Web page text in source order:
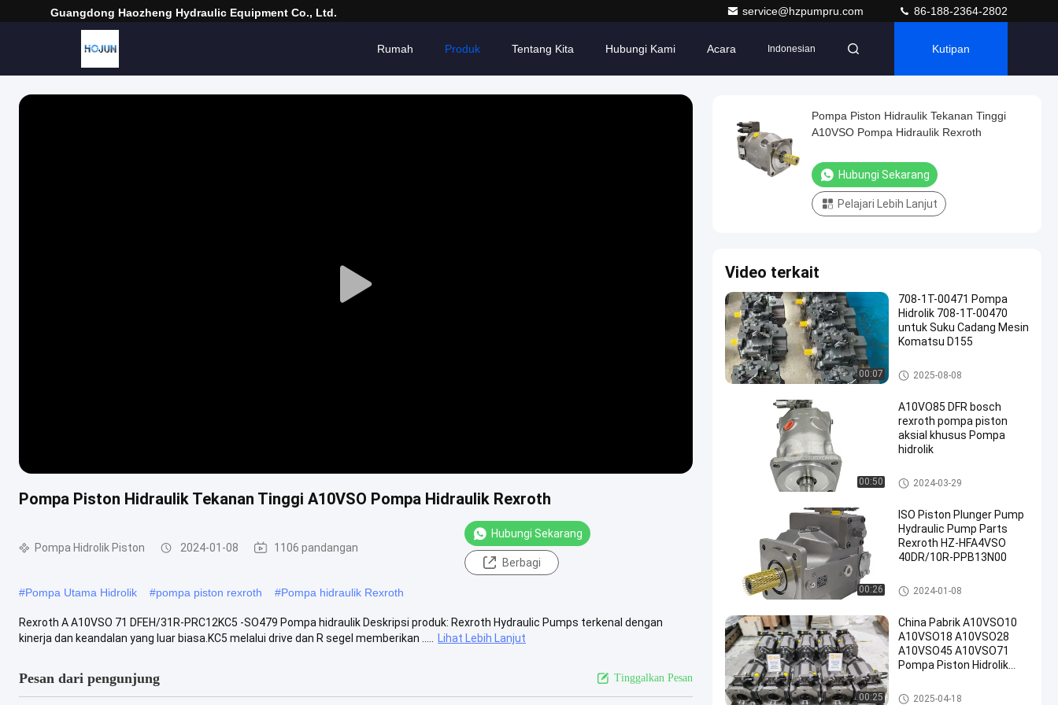
Guangdong Haozheng Hydraulic Equipment Co., Ltd. service@hzpumpru.com 86-188-2364-2802
Rumah Produk Tentang Kita Hubungi Kami Acara Indonesian Kutipan
Play
Pompa Piston Hidraulik Tekanan Tinggi A10VSO Pompa Hidraulik Rexroth
Pompa Hidrolik Piston 2024-01-08 1106 pandangan
Hubungi Sekarang
Berbagi
#Pompa Utama Hidrolik #pompa piston rexroth #Pompa hidraulik Rexroth
Rexroth A A10VSO 71 DFEH/31R-PRC12KC5 -SO479 Pompa hidraulik Deskripsi produk: Rexroth Hydraulic Pumps terkenal dengan
kinerja dan keandalan yang luar biasa.KC5 melalui drive dan R segel memberikan .....
Lihat Lebih Lanjut
Pesan dari pengunjung Tinggalkan Pesan
Pompa Piston Hidraulik Tekanan Tinggi
A10VSO Pompa Hidraulik Rexroth
Hubungi Sekarang
Pelajari Lebih Lanjut
Video terkait
00:07
708-1T-00471 Pompa
Hidrolik 708-1T-00470
untuk Suku Cadang Mesin
Komatsu D155
Pompa Hidrolik Piston
2025-08-08
00:50
A10VO85 DFR bosch
rexroth pompa piston
aksial khusus Pompa
hidrolik
Pompa hidraulik Rexroth
2024-03-29
00:26
ISO Piston Plunger Pump
Hydraulic Pump Parts
Rexroth HZ-HFA4VSO
40DR/10R-PPB13N00
Pompa Hidrolik Piston
2024-01-08
00:25
China Pabrik A10VSO10
A10VSO18 A10VSO28
A10VSO45 A10VSO71
Pompa Piston Hidrolik
140DFR-31RL-PKC12N00
Pompa Hidrolik Piston
2025-04-18